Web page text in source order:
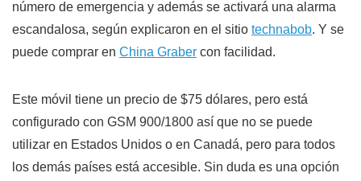
número de emergencia y además se activará una alarma
escandalosa, según explicaron en el sitio technabob. Y se
puede comprar en China Graber con facilidad.
Este móvil tiene un precio de $75 dólares, pero está
configurado con GSM 900/1800 así que no se puede
utilizar en Estados Unidos o en Canadá, pero para todos
los demás países está accesible. Sin duda es una opción